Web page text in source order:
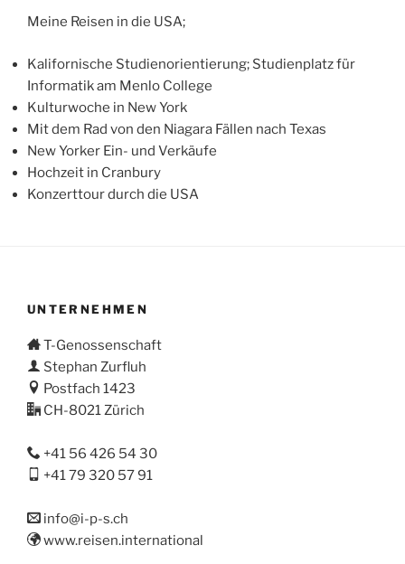
Meine Reisen in die USA;
Kalifornische Studienorientierung; Studienplatz für
Informatik am Menlo College
Kulturwoche in New York
Mit dem Rad von den Niagara Fällen nach Texas
New Yorker Ein- und Verkäufe
Hochzeit in Cranbury
Konzerttour durch die USA
UNTERNEHMEN
T-Genossenschaft
Stephan Zurfluh
Postfach 1423
CH-8021 Zürich
+41 56 426 54 30
+41 79 320 57 91
info@i-p-s.ch
www.reisen.international